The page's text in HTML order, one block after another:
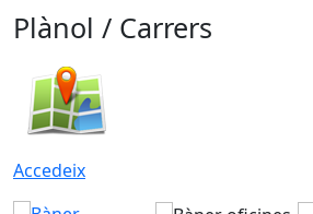
Plànol / Carrers
Accedeix